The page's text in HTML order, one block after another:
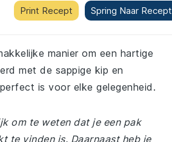
Print Recept Spring Naar Recept
manier om een hartige
met de sappige kip en
is voor elke gelegenheid.
om te weten dat je een pak
te vinden is. Daarnaast heb je